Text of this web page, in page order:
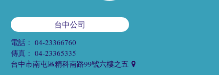
台中公司
電話：04-23366760
傳真：04-23365335
台中市南屯區精科南路99號六樓之五